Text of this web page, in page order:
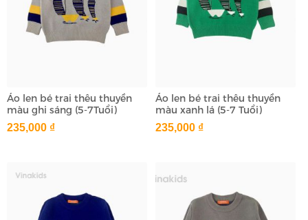
Áo len bé trai thêu thuyền
màu ghi sáng (5-7Tuổi)
235,000 ₫
Áo len bé trai thêu thuyền
màu xanh lá (5-7 Tuổi)
235,000 ₫